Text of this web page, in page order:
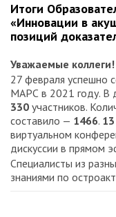
Итоги
«Инновации в
позиций
Уважаемые коллеги!
27 февраля успешно
МАРС в 2021 году. В
330 участников.
составило — 1466. 13
виртуальном
дискуссии в прямом
Специалисты из
знаниями по